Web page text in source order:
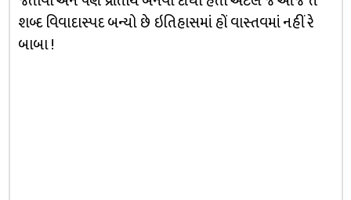
શબ્દ વિવાદાસ્પદ બન્યો છે ઇતિહાસમાં હોં વાસ્તવમાં નહીં રે
બાબા !